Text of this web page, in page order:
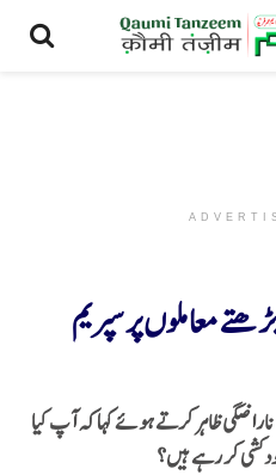
معاملوں پر سپریم
ظاہر کرتے ہوئے کہا کہ آپ کیا
کر رہے ہیں؟